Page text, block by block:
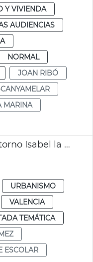
Y VIVIENDA
AUDIENCIAS
NORMAL
JOAN RIBÓ
MARINA
JGL. Reurbanización entorno Isabel la Católica
URBANISMO
VALENCIA
TEMÁTICA
ESCOLAR